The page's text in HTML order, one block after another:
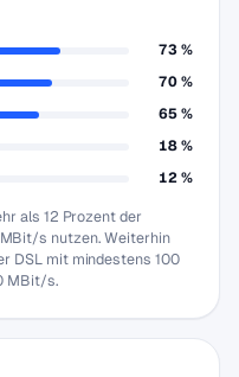
73 %
70 %
65 %
18 %
12 %
als 12 Prozent der
s nutzen. Weiterhin
DSL mit mindestens 100
MBit/s.